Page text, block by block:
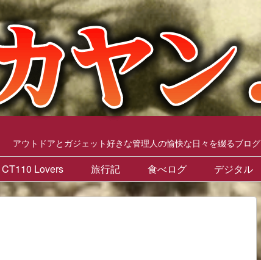
アウトドアとガジェット好きな管理人の愉快な日々を綴るブログ
CT110 Lovers 旅行記 食べログ デジタル